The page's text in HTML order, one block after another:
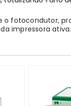
o fotocondutor,
impressora
de papel.
CF217A, além de
sobre